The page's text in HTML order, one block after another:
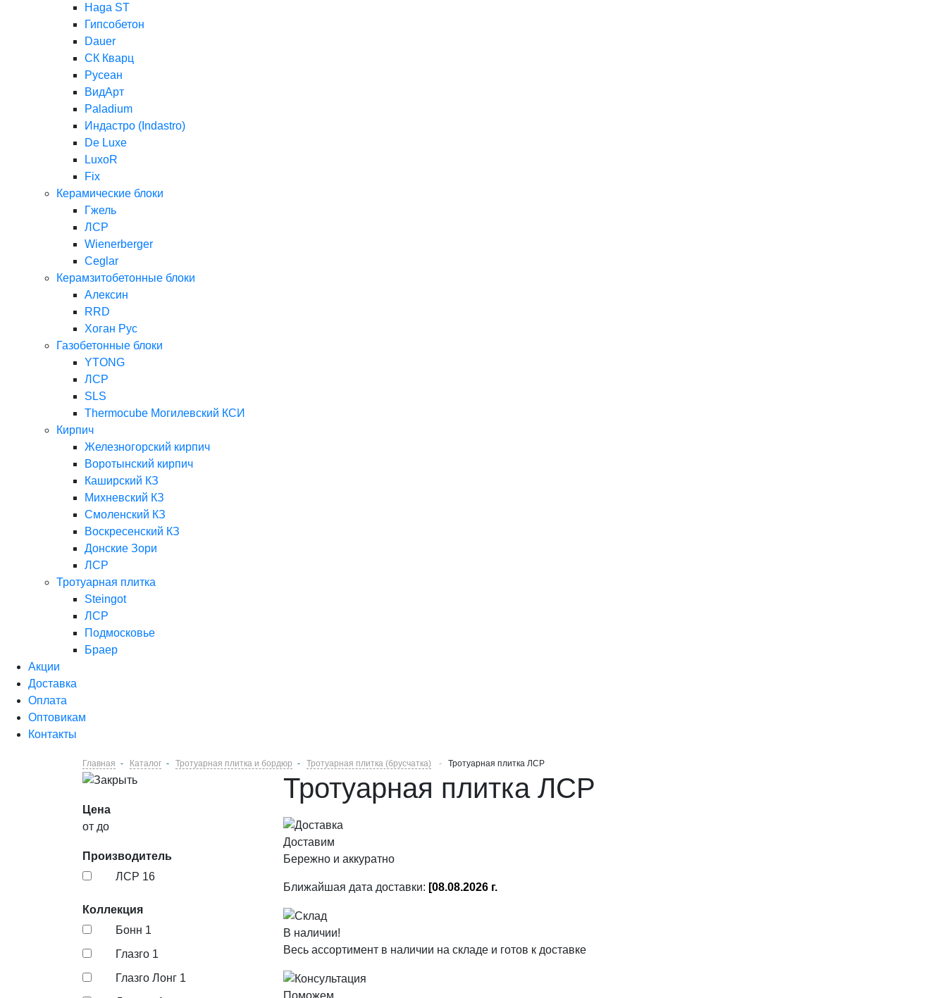
Haga ST
Гипсобетон
Dauer
СК Кварц
Русеан
ВидАрт
Paladium
Индастро (Indastro)
De Luxe
LuxoR
Fix
Керамические блоки
Гжель
ЛСР
Wienerberger
Ceglar
Керамзитобетонные блоки
Алексин
RRD
Хоган Рус
Газобетонные блоки
YTONG
ЛСР
SLS
Thermocube Могилевский КСИ
Кирпич
Железногорский кирпич
Воротынский кирпич
Каширский КЗ
Михневский КЗ
Смоленский КЗ
Воскресенский КЗ
Донские Зори
ЛСР
Тротуарная плитка
Steingot
ЛСР
Подмосковье
Браер
Акции
Доставка
Оплата
Оптовикам
Контакты
Главная Каталог Тротуарная плитка и бордюр Тротуарная плитка (брусчатка) Тротуарная плитка ЛСР
Цена
от до
Производитель
ЛСР 16
Коллекция
Бонн 1
Глазго 1
Глазго Лонг 1
Тротуарная плитка ЛСР
Доставим
Бережно и аккуратно
Ближайшая дата доставки: [08.08.2026 г.
В наличии!
Весь ассортимент в наличии на складе и готов к доставке
Поможем